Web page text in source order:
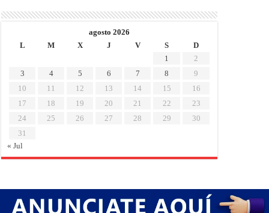
agosto 2026
L
M X J V S
D
1
2
3
4 5 6 7 8
9
10
11 12 13 14 15
16
17
18 19 20 21 22
23
24
25 26 27 28 29
30
31
« Jul